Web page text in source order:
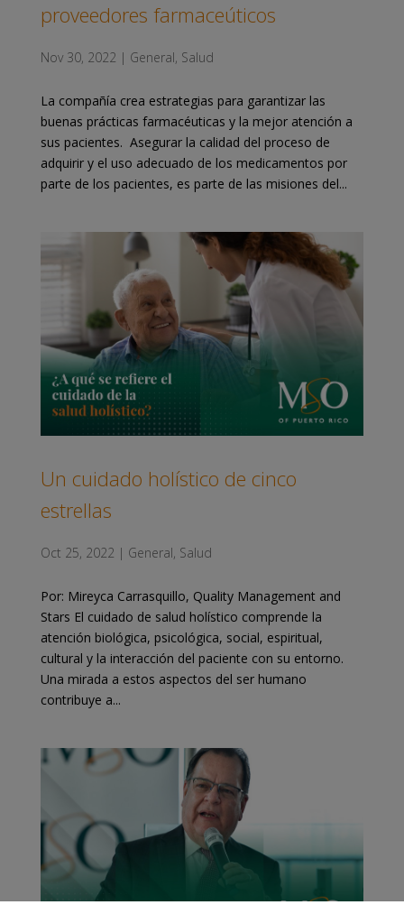
proveedores farmaceúticos
Nov 30, 2022 | General, Salud
La compañía crea estrategias para garantizar las
buenas prácticas farmacéuticas y la mejor atención a
sus pacientes. Asegurar la calidad del proceso de
adquirir y el uso adecuado de los medicamentos por
parte de los pacientes, es parte de las misiones del...
Un cuidado holístico de cinco
estrellas
Oct 25, 2022 | General, Salud
Por: Mireyca Carrasquillo, Quality Management and
Stars El cuidado de salud holístico comprende la
atención biológica, psicológica, social, espiritual,
cultural y la interacción del paciente con su entorno.
Una mirada a estos aspectos del ser humano
contribuye a...